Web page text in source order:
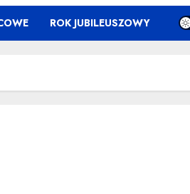
ROK JUBILEUSZOWY